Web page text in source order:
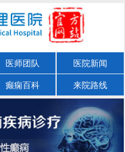
医师团队 医院新闻
癫痫百科 来院路线